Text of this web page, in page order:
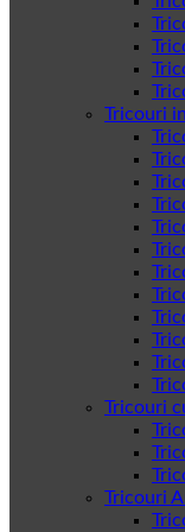
Tricouri
Tricouri
Tricouri